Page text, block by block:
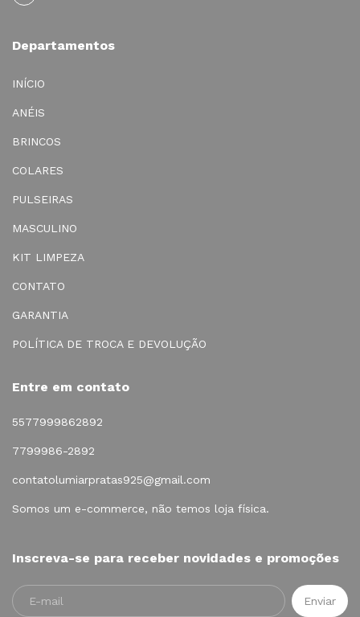
Departamentos
INÍCIO
ANÉIS
BRINCOS
COLARES
PULSEIRAS
MASCULINO
KIT LIMPEZA
CONTATO
GARANTIA
POLÍTICA DE TROCA E DEVOLUÇÃO
Entre em contato
5577999862892
7799986-2892
contatolumiarpratas925@gmail.com
Somos um e-commerce, não temos loja física.
Inscreva-se para receber novidades e promoções